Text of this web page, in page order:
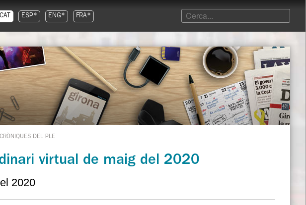
CAT ESP* ENG* FRA*
CRÒNIQUES DEL PLE
virtual de maig del 2020
2020